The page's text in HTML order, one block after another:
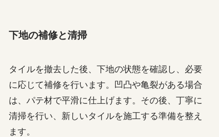
下地の補修と清掃
タイルを撤去した後、下地の状態を確認し、必要
に応じて補修を行います。凹凸や亀裂がある場合
は、パテ材で平滑に仕上げます。その後、丁寧に
清掃を行い、新しいタイルを施工する準備を整え
ます。